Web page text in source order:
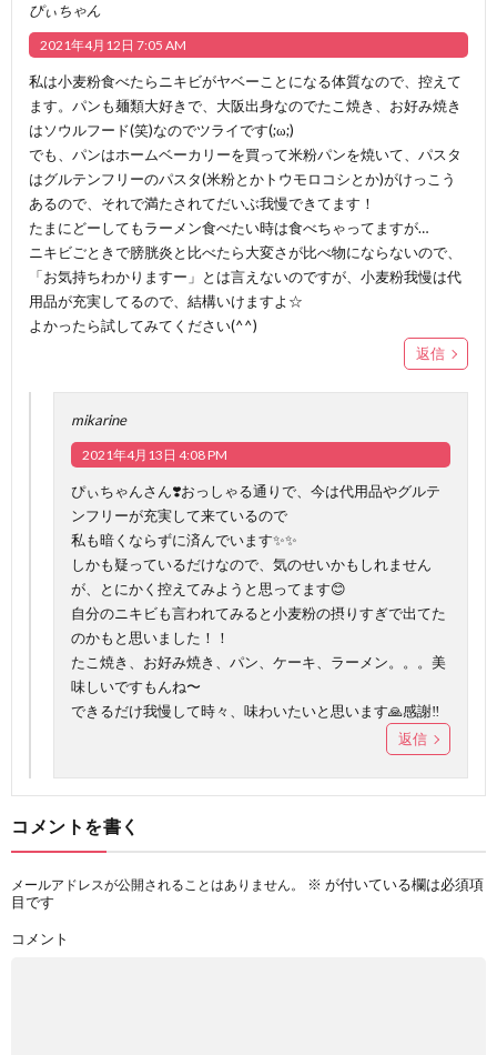
ぴぃちゃん
2021年4月12日 7:05 AM
私は小麦粉食べたらニキビがヤベーことになる体質なので、控えて
ます。パンも麺類大好きで、大阪出身なのでたこ焼き、お好み焼き
はソウルフード(笑)なのでツライです(;ω;)
でも、パンはホームベーカリーを買って米粉パンを焼いて、パスタ
はグルテンフリーのパスタ(米粉とかトウモロコシとか)がけっこう
あるので、それで満たされてだいぶ我慢できてます！
たまにどーしてもラーメン食べたい時は食べちゃってますが…
ニキビごときで膀胱炎と比べたら大変さが比べ物にならないので、
「お気持ちわかりますー」とは言えないのですが、小麦粉我慢は代
用品が充実してるので、結構いけますよ☆
よかったら試してみてください(^^)
返信
mikarine
2021年4月13日 4:08 PM
ぴぃちゃんさん❣️おっしゃる通りで、今は代用品やグルテ
ンフリーが充実して来ているので
私も暗くならずに済んでいます✨✨
しかも疑っているだけなので、気のせいかもしれません
が、とにかく控えてみようと思ってます😊
自分のニキビも言われてみると小麦粉の摂りすぎで出てた
のかもと思いました！！
たこ焼き、お好み焼き、パン、ケーキ、ラーメン。。。美
味しいですもんね〜
できるだけ我慢して時々、味わいたいと思います🙏感謝‼️
返信
コメントを書く
メールアドレスが公開されることはありません。 ※ が付いている欄は必須項
目です
コメント